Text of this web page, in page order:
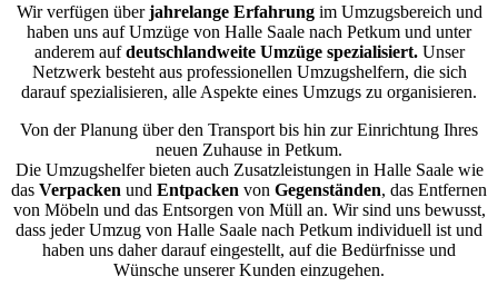
Wir verfügen überjahrelange Erfahrungim Umzugsbereich und
haben uns auf Umzüge von Halle Saale nach Petkum und unter
anderem aufdeutschlandweite Umzüge spezialisiert.Unser
Netzwerk besteht aus professionellen Umzugshelfern, die sich
darauf spezialisieren, alle Aspekte eines Umzugs zu organisieren.
Von der Planung über den Transport bis hin zur Einrichtung Ihres
neuen Zuhause in Petkum.
Die Umzugshelfer bieten auch Zusatzleistungen in Halle Saale wie
das Verpacken und Entpacken von Gegenständen, das Entfernen
von Möbeln und das Entsorgen von Müll an. Wir sind uns bewusst,
dass jeder Umzug von Halle Saale nach Petkum individuell ist und
haben uns daher darauf eingestellt, auf die Bedürfnisse und
Wünsche unserer Kunden einzugehen.